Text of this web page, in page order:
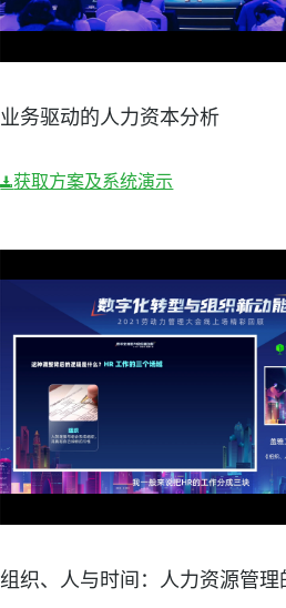
业务驱动的人力资本分析
获取方案及系统演示
组织、人与时间：人力资源管理